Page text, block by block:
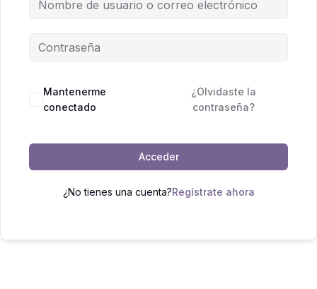
Mantenerme
conectado
¿Olvidaste la
contraseña?
Acceder
¿No tienes una cuenta?Regístrate ahora